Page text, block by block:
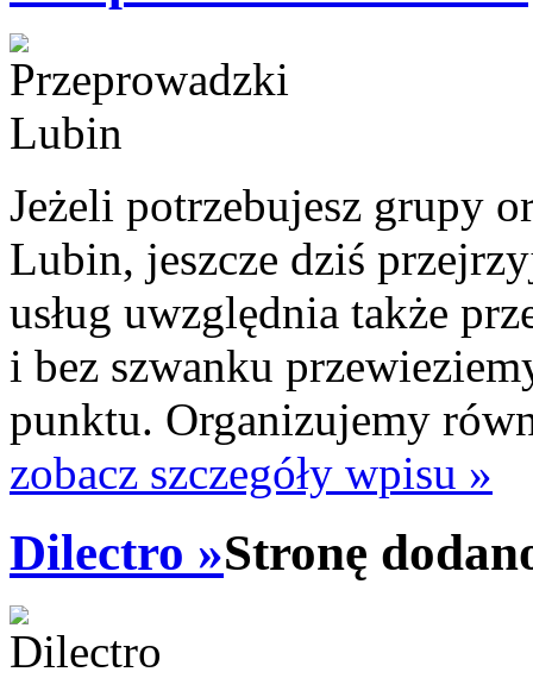
Jeżeli potrzebujesz grupy
Lubin, jeszcze dziś
usług uwzględnia także
i bez szwanku
punktu. Organizujemy
zobacz szczegóły wpisu »
Dilectro »Stronę